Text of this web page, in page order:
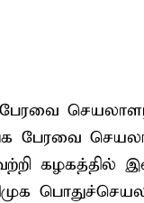
பேரவை
கழகத்தில்